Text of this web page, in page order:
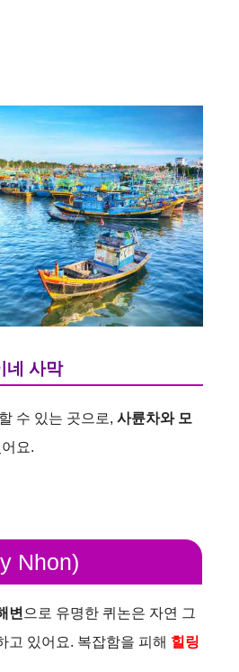
네 사막
수 있는 곳으로, 사륜차와 모
요.
Nhon)
변 으로 유명한 퀴논은 자연 그
고 있어요. 복잡함을 피해 힐링